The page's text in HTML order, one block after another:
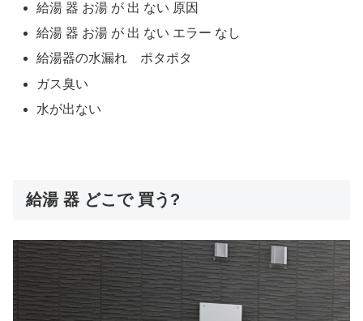
給湯 器 お湯 が 出 ない 原因
給湯 器 お湯 が 出 ない エラー なし
給湯器の水漏れ ポタポタ
ガス臭い
水が出ない
給湯 器 どこで 買う?